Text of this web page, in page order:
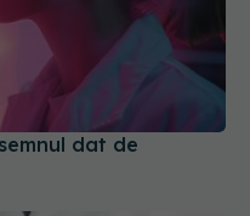
dat de